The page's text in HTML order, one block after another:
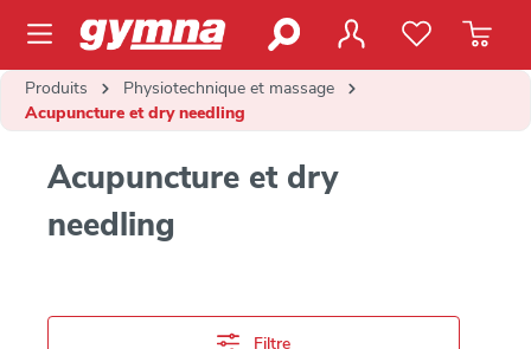
principal
Produits
Physiotechnique et massage
Acupuncture et dry needling
Acupuncture et dry
needling
Filtre